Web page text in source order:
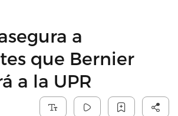
a
que Bernier
a la UPR